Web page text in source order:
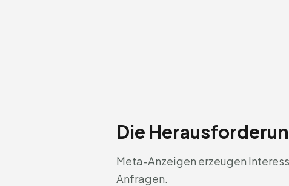
Die
Meta-Anzeigen erzeugen
Anfragen.